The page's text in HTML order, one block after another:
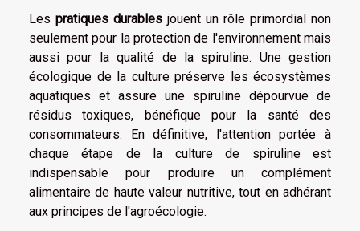
Les pratiques durables jouent un rôle primordial non
seulement pour la protection de l'environnement mais
aussi pour la qualité de la spiruline. Une gestion
écologique de la culture préserve les écosystèmes
aquatiques et assure une spiruline dépourvue de
résidus toxiques, bénéfique pour la santé des
consommateurs. En définitive, l'attention portée à
chaque étape de la culture de spiruline est
indispensable pour produire un complément
alimentaire de haute valeur nutritive, tout en adhérant
aux principes de l'agroécologie.